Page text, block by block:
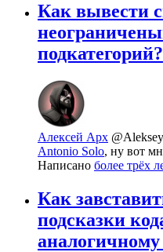
Как вывести
подкатегорий?
Алексей Арх
Antonio Solo, ну вот
Написано более трёх
Как
подсказки
аналогичному